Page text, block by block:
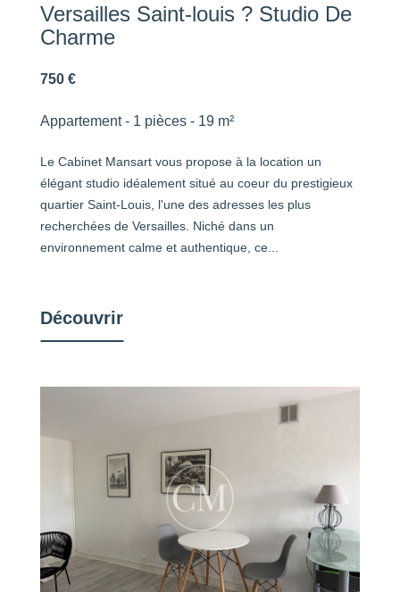
Versailles Saint-louis ? Studio De
Charme
750 €
Appartement - 1 pièces - 19 m²
Le Cabinet Mansart vous propose à la location un
élégant studio idéalement situé au coeur du prestigieux
quartier Saint-Louis, l'une des adresses les plus
recherchées de Versailles. Niché dans un
environnement calme et authentique, ce...
Découvrir